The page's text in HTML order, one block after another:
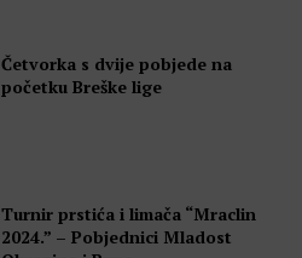
Četvorka s dvije pobjede na
početku Breške lige
Turnir prstića i limača “Mraclin
2024.” – Pobjednici Mladost